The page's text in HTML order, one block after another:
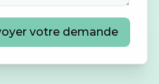
votre demande